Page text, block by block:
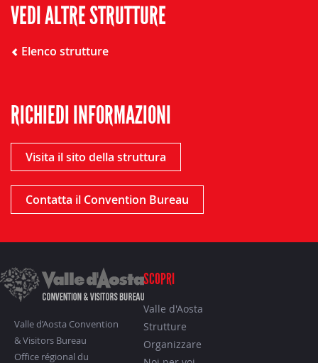
VEDI ALTRE STRUTTURE
Elenco strutture
RICHIEDI INFORMAZIONI
Visita il sito della struttura
Contatta il Convention Bureau
Valle d’Aosta Convention
& Visitors Bureau
Office régional du
SCOPRI
Valle d'Aosta
Strutture
Organizzare